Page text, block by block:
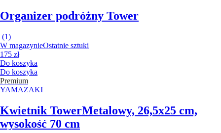
Organizer podróżny Tower
(1)
W magazynieOstatnie sztuki
175 zł
Do koszyka
Do koszyka
Premium
YAMAZAKI
Kwietnik TowerMetalowy, 26,5x25 cm,
wysokość 70 cm